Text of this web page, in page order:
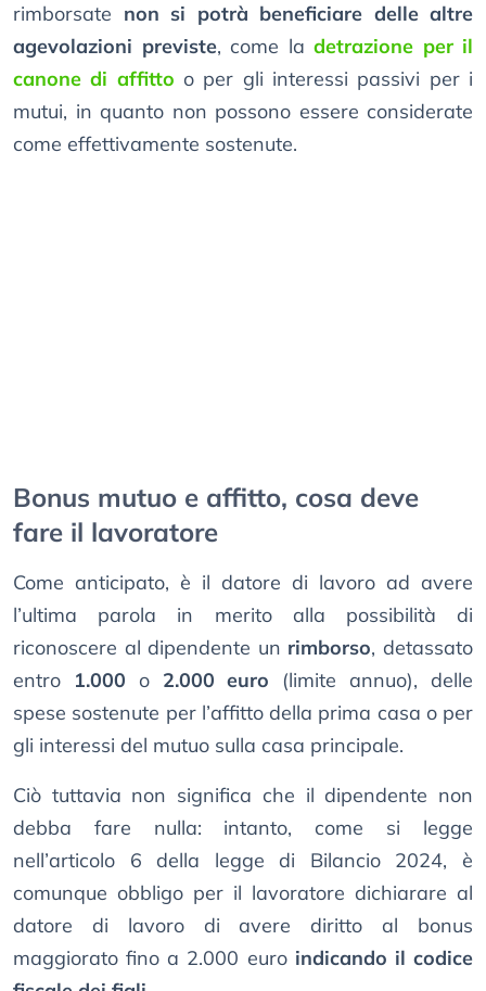
rimborsate non si potrà beneficiare delle altre
agevolazioni previste, come la detrazione per il
canone di affitto o per gli interessi passivi per i
mutui, in quanto non possono essere considerate
come effettivamente sostenute.
Bonus mutuo e affitto, cosa deve
fare il lavoratore
Come anticipato, è il datore di lavoro ad avere
l’ultima parola in merito alla possibilità di
riconoscere al dipendente un rimborso, detassato
entro 1.000 o 2.000 euro (limite annuo), delle
spese sostenute per l’affitto della prima casa o per
gli interessi del mutuo sulla casa principale.
Ciò tuttavia non significa che il dipendente non
debba fare nulla: intanto, come si legge
nell’articolo 6 della legge di Bilancio 2024, è
comunque obbligo per il lavoratore dichiarare al
datore di lavoro di avere diritto al bonus
maggiorato fino a 2.000 euro indicando il codice